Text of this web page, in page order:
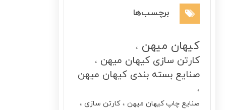
برچسب‌ها
کیهان میهن
کارتن سازی کیهان میهن
صنایع بسته بندی کیهان میهن
صنایع چاپ کیهان میهن
کارتن سازی